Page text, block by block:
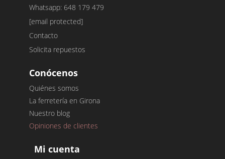
Whatsapp: 648 179 479
[email protected]
Contacto
Solicita repuestos
Conócenos
Quiénes somos
La ferretería en Girona
Nuestro blog
Opiniones de clientes
Mi cuenta